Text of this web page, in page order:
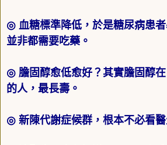
◎ 血糖標準降低，於是糖尿病患
並非都需要吃藥。
◎ 膽固醇愈低愈好？其實膽固醇在
的人，最長壽。
◎ 新陳代謝症候群，根本不必看醫